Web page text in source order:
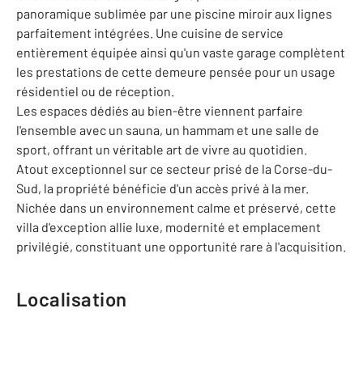
panoramique sublimée par une piscine miroir aux lignes
parfaitement intégrées. Une cuisine de service
entièrement équipée ainsi qu'un vaste garage complètent
les prestations de cette demeure pensée pour un usage
résidentiel ou de réception.
Les espaces dédiés au bien-être viennent parfaire
l'ensemble avec un sauna, un hammam et une salle de
sport, offrant un véritable art de vivre au quotidien.
Atout exceptionnel sur ce secteur prisé de la Corse-du-
Sud, la propriété bénéficie d'un accès privé à la mer.
Nichée dans un environnement calme et préservé, cette
villa d'exception allie luxe, modernité et emplacement
privilégié, constituant une opportunité rare à l'acquisition.
Localisation